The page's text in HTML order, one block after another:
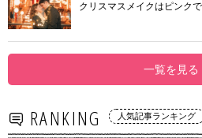
クリスマスメイクはピンク
一覧を見る
RANKING 人気記事ランキング